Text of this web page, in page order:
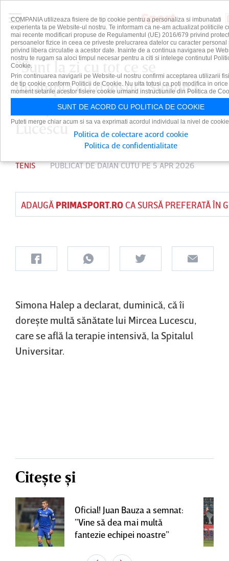
”Sunt la zi cu tot ce se
întâmplă cu dânsul”. Simona
Halep e alături de Mircea
Lucescu
TENIS PUBLICAT DEDAIAN CUTUPE 5 APR 2026
ADAUGĂ PRIMASPORT.ROCA SURSĂ PREFERATĂ ÎN
Simona Halep a declarat, duminică, că îi
doreşte multă sănătate lui Mircea Lucescu,
care se află la terapie intensivă, la Spitalul
Universitar.
Citește și
Oficial! Juan Bauza a semnat:
”Vine să dea mai multă
fantezie echipei noastre”
COMPANIA utilizeaza fisiere de tip cookie pentru a personaliza si imbunatati
experienta ta pe Website-ul nostru. Te informam ca ne-am actualizat politicile
mai recente modificari propuse de Regulamentul (UE) 2016/679 privind
persoanelor fizice in ceea ce priveste prelucrarea datelor cu caracter personal
privind libera circulatie a acestor date. Inainte de a continua navigarea pe
nostru te rugam sa aloci timpul necesar pentru a citi si intelege continutul
Cookie.
Prin continuarea navigarii pe Website-ul nostru confirmi acceptarea utilizarii
de tip cookie conform Politicii de Cookie. Nu uita totusi ca poti modifica in orice
moment setarile acestor fisiere cookie urmand instructiunile din Politica de
SUNT DE ACORD CU POLITICA DE COOKIE
Puteti merge chiar acum si sa va exprimati acordul individual la nivel de
Politica de colectare acord cookie
Politica de confidentialitate